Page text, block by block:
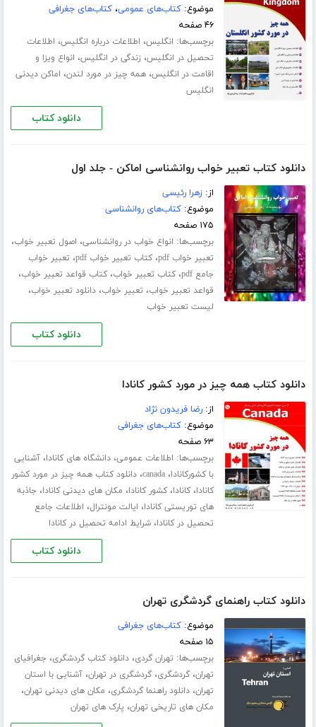
موضوع:کتاب‌های عمومی،کتاب‌های جغرافی
۴۶ صفحه
برچسب‌ها: انگلیس، اطلاعات درباره انگلیس، اطلاعات
تحصیل در انگلیس، زندگی در انگلیس، انواع ویزا و
اقامت در انگلیس،همه چیز در مورد لندن، اماکن دیدنی
انگلیس
دانلود کتاب
دانلود کتاب تعبیر خواب روانشناسی اماکن - جلد اول
از:زهرا رئیسی
موضوع:کتاب‌های روانشناسی
۱۷۵ صفحه
برچسب‌ها: انواع خواب در روانشناسی، اصول تعبیر خواب،
تعبیر خواب pdf ،کتاب تعبیر خواب pdf ، تعبیر خواب
جامع pdf
،کتاب تعبیر خواب،کتاب قواعد تعبیر خواب،
قواعد تعبیر خواب، تعبیر خواب،دانلود تعبیر خواب،
لیست تعبیر خواب
دانلود کتاب
دانلود کتاب همه چیز در مورد کشور کانادا
از:رضا فریدون نژاد
موضوع:کتاب‌های جغرافی
۶۳ صفحه
برچسب‌ها: اطلاعات عمومی،دانشگاه های کانادا،آشنایی
با کشورکانادا،canada،دانلود کتاب همه چیز در مورد کشور
کانادا،کانادا،کشور کانادا، مکان های دیدنی کانادا، جاذبه
های توریستی کانادا، ایالت مونترال، اطلاعات جامع
تحصیل در کانادا،شرایط ادامه تحصیل در کانادا
دانلود کتاب
دانلود کتاب راهنمای گردشگری تهران
موضوع:کتاب‌های جغرافی
۱۵ صفحه
برچسب‌ها: تهران گردی،دانلود کتاب گردشگری، جغرافیای
تهران،گردشگری،گردشگری در تهران،آشنایی با استان
تهران،دانلود راهنما گردشگری، مکان های دیدنی تهران،
مکان های تاریخی تهران، پارک های تهران